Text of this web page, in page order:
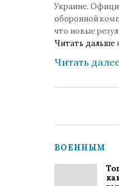
Украине.
оборонной
что новые
Читать дальше
Читать
ВОЕННЫМ